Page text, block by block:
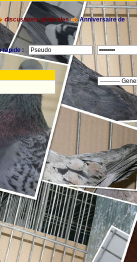
discussions générales
Anniversaire de
rapide :